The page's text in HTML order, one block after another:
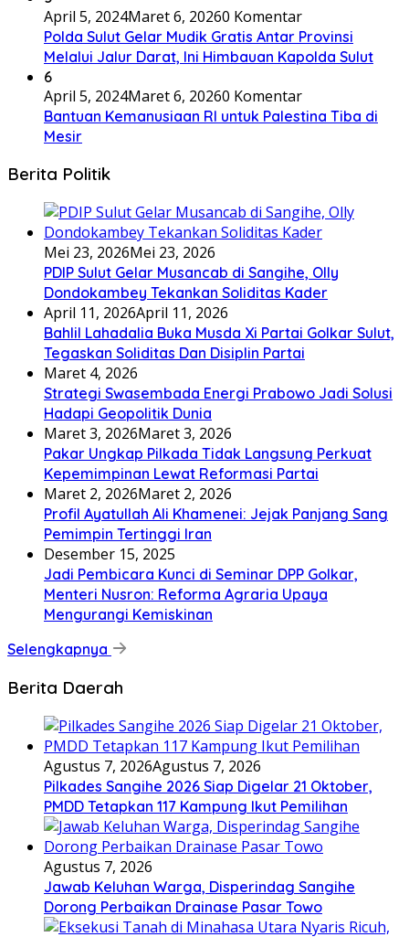
April 5, 2024Maret 6, 20260 Komentar
Polda Sulut Gelar Mudik Gratis Antar Provinsi
Melalui Jalur Darat, Ini Himbauan Kapolda Sulut
6
April 5, 2024Maret 6, 20260 Komentar
Bantuan Kemanusiaan RI untuk Palestina Tiba di
Mesir
Berita Politik
Mei 23, 2026Mei 23, 2026
PDIP Sulut Gelar Musancab di Sangihe, Olly
Dondokambey Tekankan Soliditas Kader
April 11, 2026April 11, 2026
Bahlil Lahadalia Buka Musda Xi Partai Golkar Sulut,
Tegaskan Soliditas Dan Disiplin Partai
Maret 4, 2026
Strategi Swasembada Energi Prabowo Jadi Solusi
Hadapi Geopolitik Dunia
Maret 3, 2026Maret 3, 2026
Pakar Ungkap Pilkada Tidak Langsung Perkuat
Kepemimpinan Lewat Reformasi Partai
Maret 2, 2026Maret 2, 2026
Profil Ayatullah Ali Khamenei: Jejak Panjang Sang
Pemimpin Tertinggi Iran
Desember 15, 2025
Jadi Pembicara Kunci di Seminar DPP Golkar,
Menteri Nusron: Reforma Agraria Upaya
Mengurangi Kemiskinan
Selengkapnya
Berita Daerah
Agustus 7, 2026Agustus 7, 2026
Pilkades Sangihe 2026 Siap Digelar 21 Oktober,
PMDD Tetapkan 117 Kampung Ikut Pemilihan
Agustus 7, 2026
Jawab Keluhan Warga, Disperindag Sangihe
Dorong Perbaikan Drainase Pasar Towo